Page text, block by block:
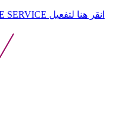
SERVICE انقر هنا لتفعيل